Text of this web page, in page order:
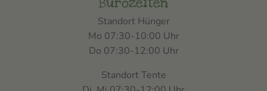
Standort Hünger
Mo 07:30-10:00 Uhr
Do 07:30-12:00 Uhr
Standort Tente